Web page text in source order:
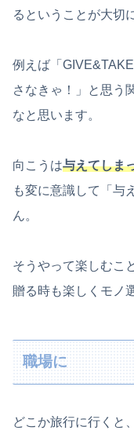
るということが大切
例えば「
さなきゃ！」と思う
なと思います。
向こうは与えてしま
も変に意識して「与
ん。
そうやって楽しむこ
贈る時も楽しくモノ
職場に
どこか旅行に行くと